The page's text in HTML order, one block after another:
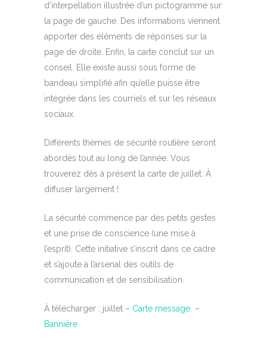
d’interpellation illustrée d’un pictogramme sur
la page de gauche. Des informations viennent
apporter des éléments de réponses sur la
page de droite. Enfin, la carte conclut sur un
conseil. Elle existe aussi sous forme de
bandeau simplifié afin qu’elle puisse être
intégrée dans les courriels et sur les réseaux
sociaux.
Différents thèmes de sécurité routière seront
abordés tout au long de l’année. Vous
trouverez dès à présent la carte de juillet. À
diffuser largement !
La sécurité commence par des petits gestes
et une prise de conscience (une mise à
l’esprit). Cette initiative s’inscrit dans ce cadre
et s’ajoute à l’arsenal des outils de
communication et de sensibilisation.
À télécharger : juillet – Carte message –
Bannière